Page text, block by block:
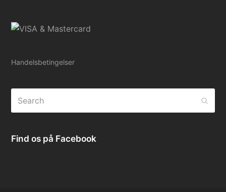
Handelsbetingelser
Find os på Facebook